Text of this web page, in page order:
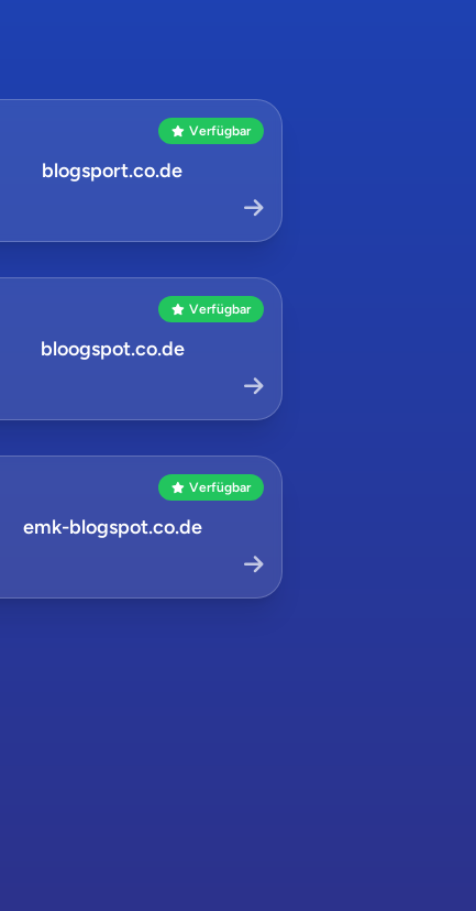
Verfügbar
blogsport.co.de
Verfügbar
bloogspot.co.de
Verfügbar
emk-blogspot.co.de